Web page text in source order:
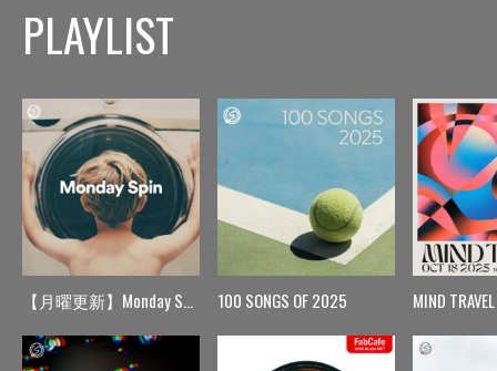
PLAYLIST
【月曜更新】Monday Spin 100 SONGS OF 2025 MIND TRAVEL